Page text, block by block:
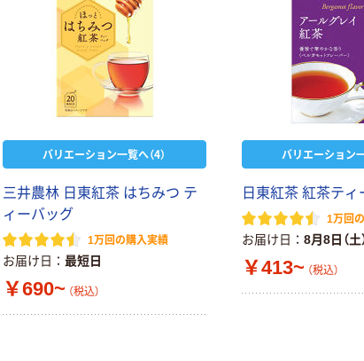
バリエーション一覧へ（4）
三井農林 日東紅茶 はちみつ テ
ィーバッグ
1万回の購入実績
お届け日 最短日
￥690~ （税込）
バリエーション一
日東紅茶 紅茶ティ
1万回
お届け日 8月8日（土
￥413~ （税込）